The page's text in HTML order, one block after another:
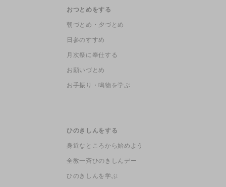
おつとめをする
朝づとめ・夕づとめ
日参のすすめ
月次祭に奉仕する
お願いづとめ
お手振り・鳴物を学ぶ
ひのきしんをする
身近なところから始めよう
全教一斉ひのきしんデー
ひのきしんを学ぶ